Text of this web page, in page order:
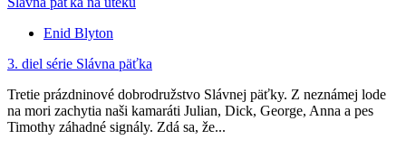
Enid Blyton
3. diel série Slávna päťka
Tretie prázdninové dobrodružstvo Slávnej päťky. Z neznámej lode
na mori zachytia naši kamaráti Julian, Dick, George, Anna a pes
Timothy záhadné signály. Zdá sa, že...